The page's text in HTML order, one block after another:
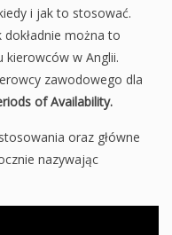
i jak to stosować.
można to
kierowców w Anglii.
zawodowego dla
of Availability.
oraz główne
nazywając